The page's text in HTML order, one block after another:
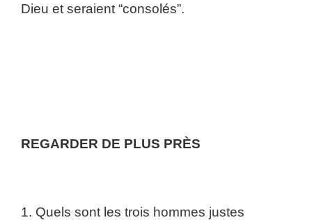
Dieu et seraient “consolés”.
REGARDER DE PLUS PRÈS
1. Quels sont les trois hommes justes